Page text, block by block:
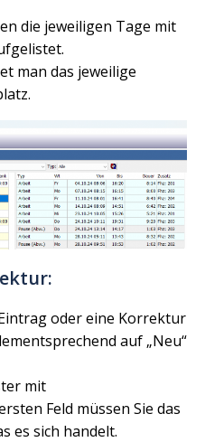
die jeweiligen Tage mit
man das jeweilige
oder eine Korrektur
auf „Neu“
mit
Feld müssen Sie das
es sich handelt.